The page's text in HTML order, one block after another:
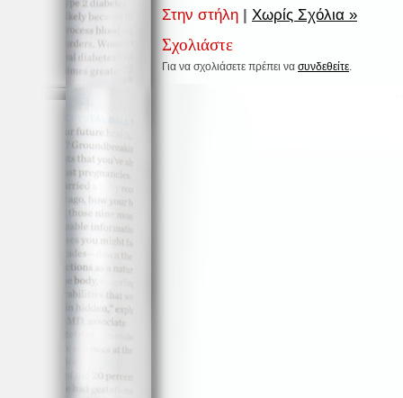
Στην στήλη Χωρίς Σχόλια »
Σχολιάστε
Για να σχολιάσετε πρέπει να συνδεθείτε